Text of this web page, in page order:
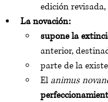
edición
La novación:
supone la
anterior,
parte de la
El animus